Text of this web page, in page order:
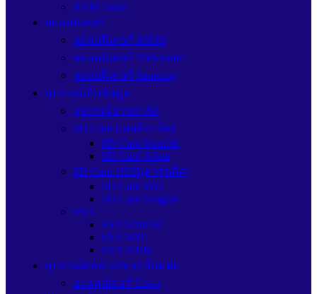
RAM Adata
จอมอนิเตอร์
จอมอนิเตอร์ ASUS
จอมอนิเตอร์ Viewsonic
จอมอนิเตอร์ Samsung
อุปกรณ์เก็บข้อมูล
อุปกรณ์อ่านการ์ด
SD Card (เอสดีการ์ด)
SD Card Sandisk
SD Card Adata
SD Card HDD(ฮาร์ดดิส)
SD Card WD
SD Card Seagate
SSD
SSD Sandisk
SSD WD
SSD Adata
อุปกรณ์ต่อพ่วง/สายเชื่อมต่อ
อะแดปเตอร์ Cisco